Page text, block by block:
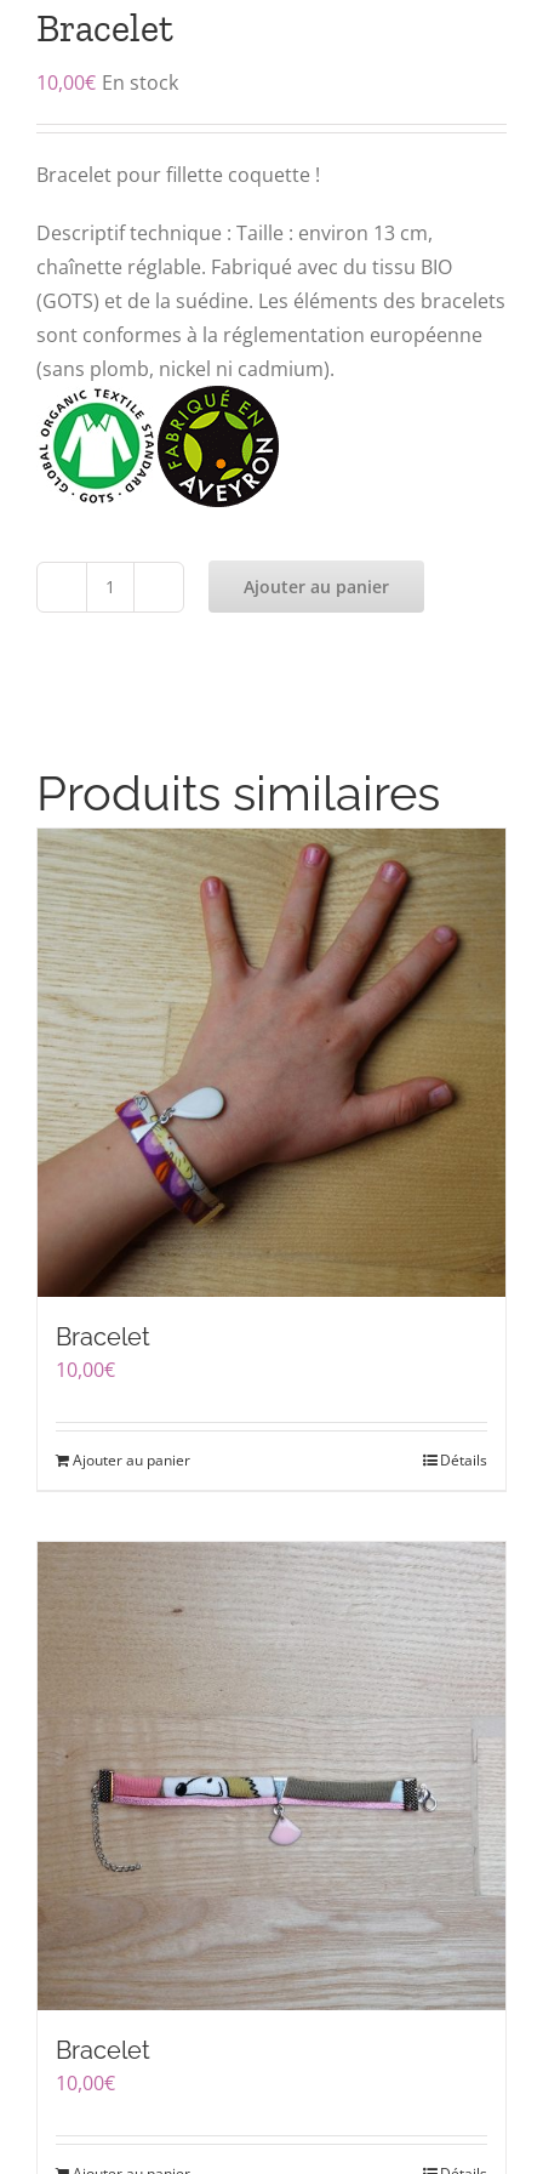
Bracelet
10,00€ En stock
Bracelet pour fillette coquette !
Descriptif technique : Taille : environ 13 cm,
chaînette réglable. Fabriqué avec du tissu BIO
(GOTS) et de la suédine. Les éléments des bracelets
sont conformes à la réglementation européenne
(sans plomb, nickel ni cadmium).
quantité
Ajouter au panier
Produits similaires
Bracelet
10,00€
Ajouter au panier Détails
Bracelet
10,00€